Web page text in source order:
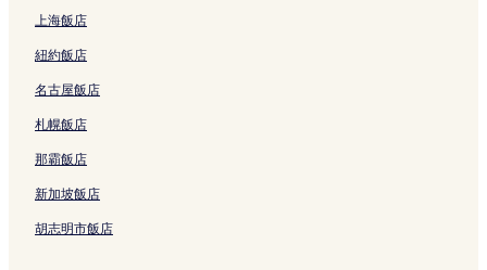
上海飯店
紐約飯店
名古屋飯店
札幌飯店
那霸飯店
新加坡飯店
胡志明市飯店